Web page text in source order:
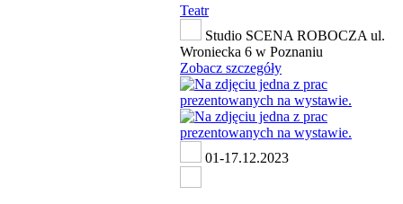
Teatr
Studio SCENA ROBOCZA ul.
Wroniecka 6 w Poznaniu
Zobacz szczegóły
01-17.12.2023